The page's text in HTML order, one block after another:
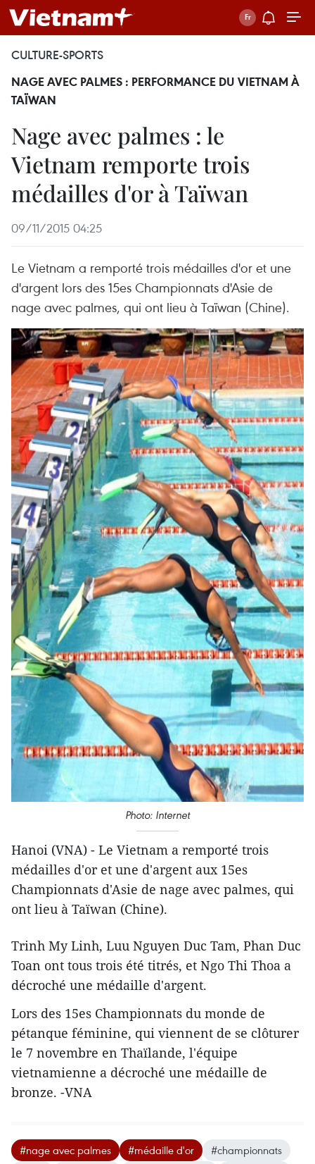
CULTURE-SPORTS
NAGE AVEC PALMES : PERFORMANCE DU VIETNAM À
TAÏWAN
Nage avec palmes : le
Vietnam remporte trois
médailles d'or à Taïwan
09/11/2015 04:25
Le Vietnam a remporté trois médailles d'or et une
d'argent lors des 15es Championnats d'Asie de
nage avec palmes, qui ont lieu à Taïwan (Chine).
Photo: Internet
Hanoi (VNA) - Le Vietnam a remporté trois
médailles d'or et une d'argent ​aux 15es
Championnats d'Asie de nage avec palmes, qui
ont lieu à Taïwan (Chine).
Trinh My Linh, Luu Nguyen Duc Tam, Phan Duc
Toan ont tous trois été titrés, et Ngo Thi Thoa a
décroché une médaille d'argent.
Lors des 15es Championnats du monde de
pétanque féminine, qui viennent de se clôturer
le 7 novembre en Thaïlande, l'équipe
vietnamienne a décroché une médaille de
bronze. -VNA
#nage avec palmes #médaille d'or
#championnats